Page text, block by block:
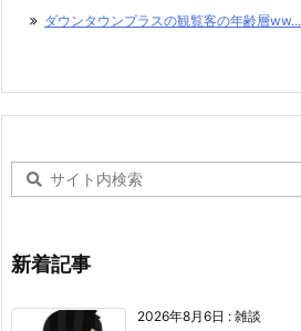
ダウンタウンプラスの観覧客の年齢層ww...
新着記事
2026年8月6日 : 雑談